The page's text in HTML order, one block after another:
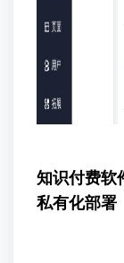
知识付费软
私有化部署